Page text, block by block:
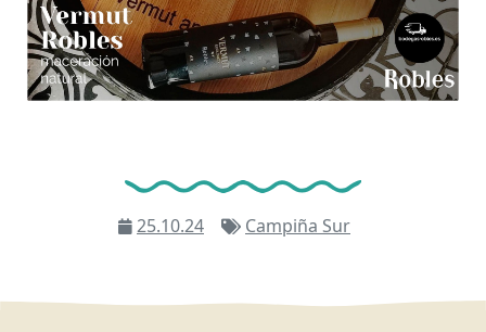
25.10.24 Campiña Sur